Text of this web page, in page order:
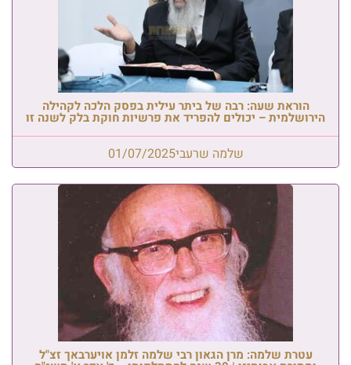
הוראת שעה: רבה של ביתר עילית בפסק הלכה לקהילה
הירושלמית – יכולים להפריד את פרשיות חוקת בלק לשנה זו
שלמה שרעבי01/07/2025
עטרת שלמה: מרן הגאון רבי שלמה זלמן אויערבאך זצ"ל